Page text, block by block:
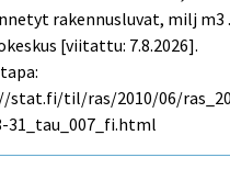
rakennusluvat, milj m3
[viitattu: 7.8.2026].
stat.fi/til/ras/2010/06/
31_tau_007_fi.html